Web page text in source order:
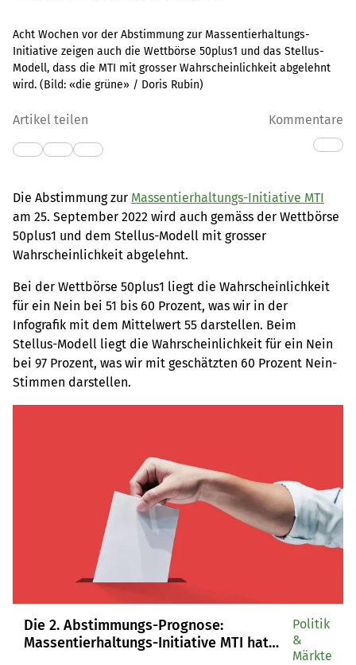
Acht Wochen vor der Abstimmung zur Massentierhaltungs-
Initiative zeigen auch die Wettbörse 50plus1 und das Stellus-
Modell, dass die MTI mit grosser Wahrscheinlichkeit abgelehnt
wird. (Bild: «die grüne» / Doris Rubin)
Artikel teilen Kommentare
Die Abstimmung zur Massentierhaltungs-Initiative MTI
am 25. September 2022 wird auch gemäss der Wettbörse
50plus1 und dem Stellus-Modell mit grosser
Wahrscheinlichkeit abgelehnt.
Bei der Wettbörse 50plus1 liegt die Wahrscheinlichkeit
für ein Nein bei 51 bis 60 Prozent, was wir in der
Infografik mit dem Mittelwert 55 darstellen. Beim
Stellus-Modell liegt die Wahrscheinlichkeit für ein Nein
bei 97 Prozent, was wir mit geschätzten 60 Prozent Nein-
Stimmen darstellen.
Die 2. Abstimmungs-Prognose:
Massentierhaltungs-Initiative MTI hat
Politik
&
Märkte